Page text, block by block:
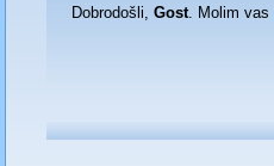
Dobrodošli, Gost. Molim vas